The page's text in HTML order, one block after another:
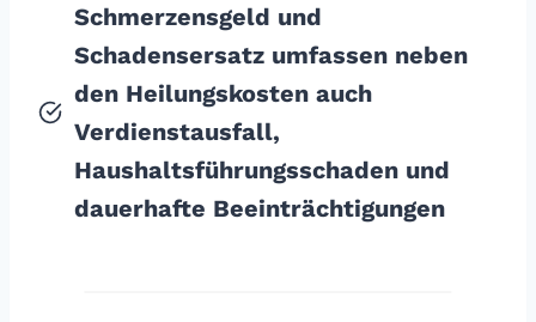
Schmerzensgeld und
Schadensersatz umfassen neben
den Heilungskosten auch
Verdienstausfall,
Haushaltsführungsschaden und
dauerhafte Beeinträchtigungen